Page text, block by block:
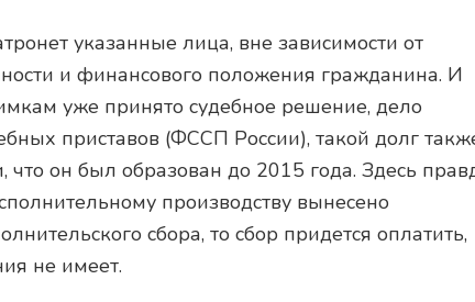
указанные лица, вне зависимости от
и финансового положения гражданина. И
уже принято судебное решение, дело
приставов (ФССП России), такой долг
что он был образован до 2015 года. Здесь
производству вынесено
сбора, то сбор придется оплатить,
не имеет.